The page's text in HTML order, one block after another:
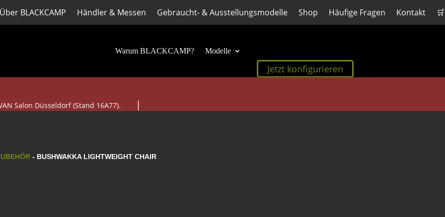
Über BLACKCAMP Händler & Messen Gebraucht- & Ausstellungsmodelle Shop Häufige Fragen Kontakt 🛒
Warum BLACKCAMP? Modelle
Jetzt konfigurieren
Salon Düsseldorf (Stand 16A77).
- BUSHWAKKA LIGHTWEIGHT CHAIR